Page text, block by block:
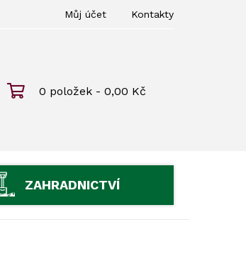
Můj účet Kontakty
0 položek - 0,00 Kč
ZAHRADNICTVÍ